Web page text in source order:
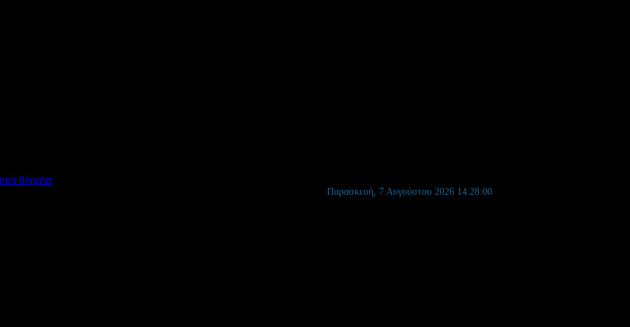
θέματα
Παρασκευή, 7 Αυγούστου 2026 14:28:01